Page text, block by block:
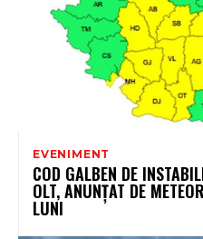
EVENIMENT
COD GALBEN DE
OLT, ANUNȚAT DE
LUNI